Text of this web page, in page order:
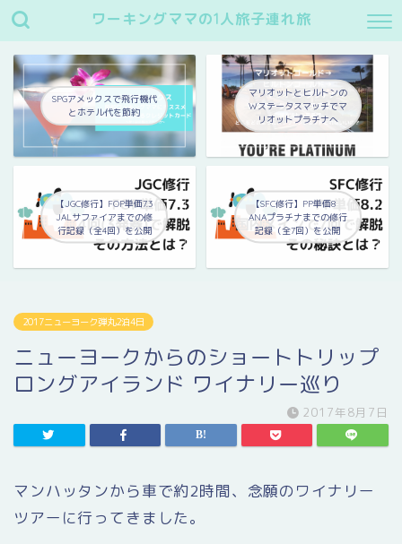
ワーキングママの1人旅子連れ旅
SPGアメックスで飛行機代
とホテル代を節約
マリオットとヒルトンの
Wステータスマッチでマ
リオットプラチナへ
【JGC修行】FOP単価7.3
JALサファイアまでの修
行記録（全4回）を公開
【SFC修行】PP単価8
ANAプラチナまでの修行
記録（全7回）を公開
2017ニューヨーク弾丸2泊4日
ニューヨークからのショートトリップ
ロングアイランド ワイナリー巡り
2017年8月7日
マンハッタンから車で約2時間、念願のワイナリー
ツアーに行ってきました。